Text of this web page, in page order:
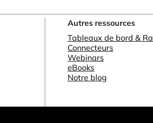
Autres ressources
Tableaux de bord &
Connecteurs
Webinars
eBooks
Notre blog